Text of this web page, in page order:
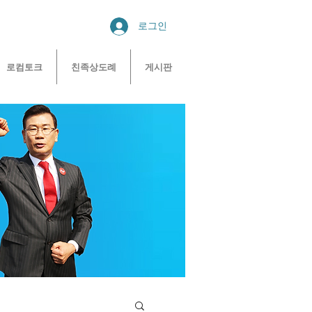
로그인
로컴토크 친족상도례 게시판